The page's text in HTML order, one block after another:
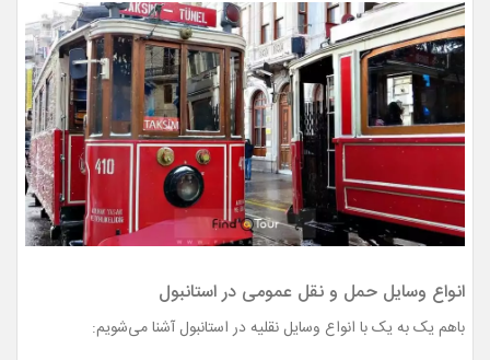
انواع وسایل حمل و نقل عمومی در استانبول
باهم یک به یک با انواع وسایل نقلیه در استانبول آشنا می‌شویم: